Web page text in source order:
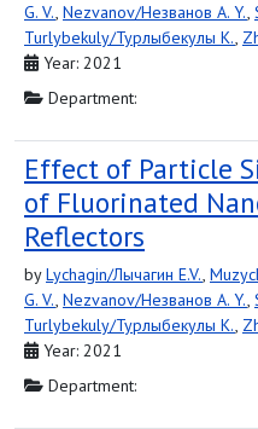
G. V., Nezvanov/Незванов A. Y.,
Turlybekuly/Турлыбекулы K.,
Year: 2021
Department:
Effect of Particle
of Fluorinated
Reflectors
byLychagin/Лычагин E.V.,
G. V., Nezvanov/Незванов A. Y.,
Turlybekuly/Турлыбекулы K.,
Year: 2021
Department: